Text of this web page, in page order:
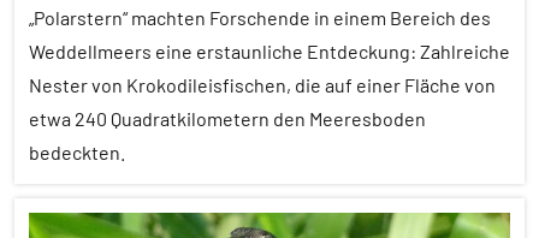
und
Kognition
Wirbeltiere
„Polarstern“ machten Forschende in einem Bereich des
Weddellmeers eine erstaunliche Entdeckung: Zahlreiche
Nester von Krokodileisfischen, die auf einer Fläche von
etwa 240 Quadratkilometern den Meeresboden
bedeckten.
Alle